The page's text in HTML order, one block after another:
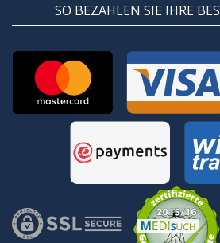
SO BEZAHLEN SIE IHRE